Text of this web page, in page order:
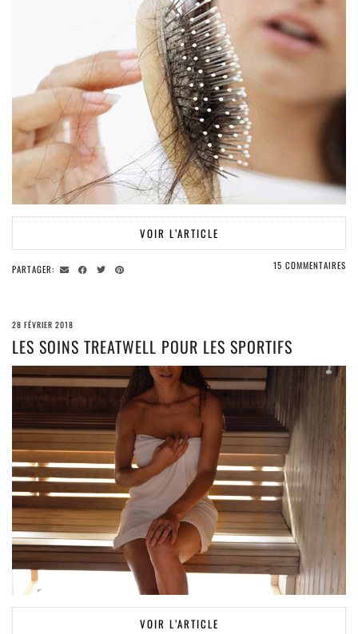
VOIR L’ARTICLE
PARTAGER: 15 COMMENTAIRES
28 FÉVRIER 2018
LES SOINS TREATWELL POUR LES SPORTIFS
VOIR L’ARTICLE